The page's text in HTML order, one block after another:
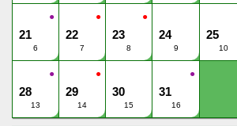
●
21
6
●
22
7
●
23
8
24
9
25
10
●
28
13
●
29
14
30
15
●
31
16